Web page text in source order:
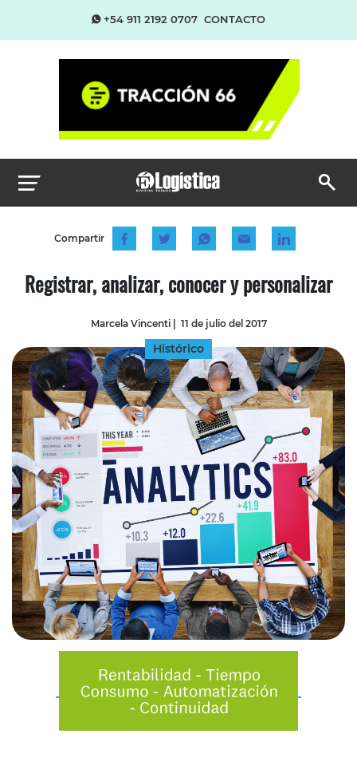
+54 911 2192 0707 CONTACTO
Compartir
Registrar, analizar, conocer y personalizar
Marcela Vincenti| 11 de julio del 2017
Histórico